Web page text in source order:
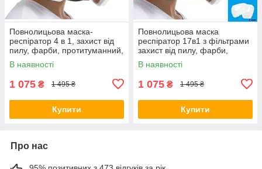
Повнолицьова маска-
респіратор 4 в 1, захист від
пилу, фарби, протитуманний,
захист від формальдегіду +
фільтри
В наявності
1 075 ₴ 1 495 ₴
Купити
Повнолицьова маска
респіратор 17в1 з фільтрами
захист від пилу, фарби,
формальдегіду + Чехол
В наявності
1 075 ₴ 1 495 ₴
Купити
Про нас